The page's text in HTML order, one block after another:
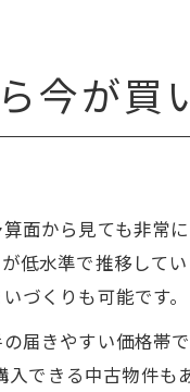
今が買
面から見ても非常
低水準で推移して
づくりも可能です。
届きやすい価格帯
できる中古物件